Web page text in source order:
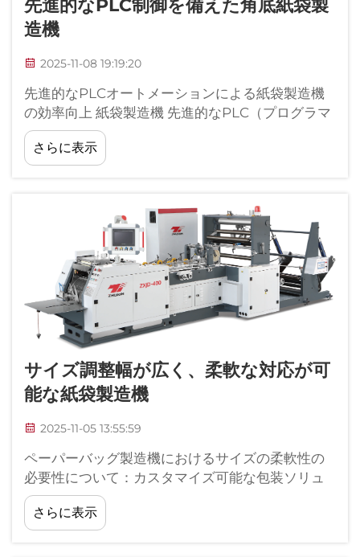
先進的なPLC制御を備えた角底紙袋製
造機
2025-11-08 19:19:20
先進的なPLCオートメーションによる紙袋製造機
の効率向上 紙袋製造機 先進的なPLC（プログラマ
ブルロジックコントローラー）およびオートメー
ションシステムは、現代の紙袋製造機の技術的基
盤を形成しており、著しく...
さらに表示
サイズ調整幅が広く、柔軟な対応が可
能な紙袋製造機
2025-11-05 13:55:59
ペーパーバッグ製造機におけるサイズの柔軟性の
必要性について：カスタマイズ可能な包装ソリュ
ーションの需要増加。現代の企業は、さまざまな
サイズの製品に対応できる包装材を必要としてい
ます。最近の調査によると、実に7...
さらに表示